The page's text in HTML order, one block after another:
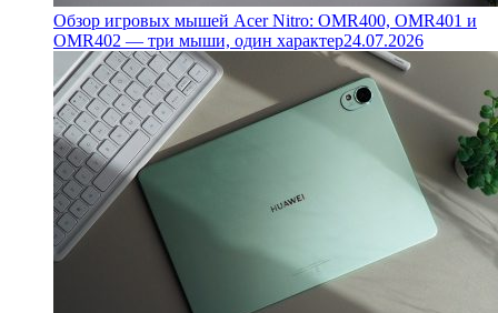
Обзор игровых мышей Acer Nitro: OMR400, OMR401 и
OMR402 — три мыши, один характер24.07.2026